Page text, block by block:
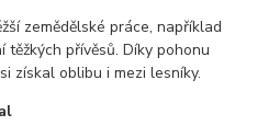
zemědělské práce, například
přívěsů. Díky pohonu
získal oblibu i mezi lesníky.